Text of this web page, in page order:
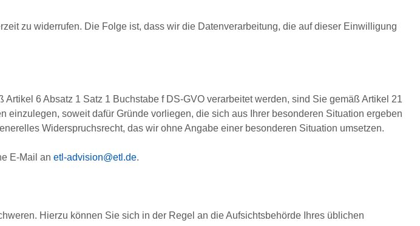
zu widerrufen. Die Folge ist, dass wir die Datenverarbeitung, die auf dieser Einwilligung
6 Absatz 1 Satz 1 Buchstabe f DS-GVO verarbeitet werden, sind Sie gemäß Artikel 21
soweit dafür Gründe vorliegen, die sich aus Ihrer besonderen Situation ergeben
Widerspruchsrecht, das wir ohne Angabe einer besonderen Situation umsetzen.
E-Mail an etl-advision@etl.de.
Hierzu können Sie sich in der Regel an die Aufsichtsbehörde Ihres üblichen